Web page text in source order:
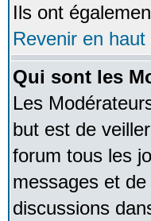
Ils ont
Revenir en
Qui sont les
Les
but est de
forum tous les
messages et
discussions